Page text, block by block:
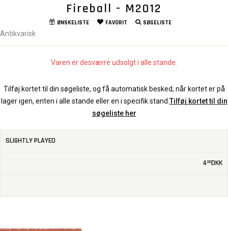
Fireball - M2012
ØNSKELISTE FAVORIT SØGELISTE
Antikvarisk
Varen er desværre udsolgt i alle stande.
Tilføj kortet til din søgeliste, og få automatisk besked, når kortet er på
lager igen, enten i alle stande eller en i specifik stand. Tilføj kortet til din
søgeliste her
SLIGHTLY PLAYED
400DKK